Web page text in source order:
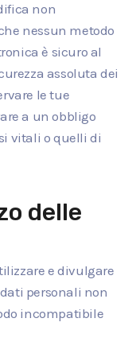
non
nessun metodo
è sicuro al
assoluta dei
le tue
a un obbligo
vitali o quelli di
delle
e divulgare
personali non
incompatibile